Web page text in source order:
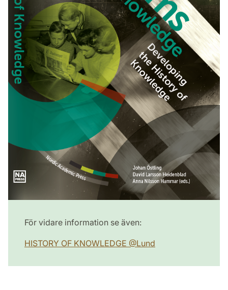
För vidare information se även:
HISTORY OF KNOWLEDGE @Lund